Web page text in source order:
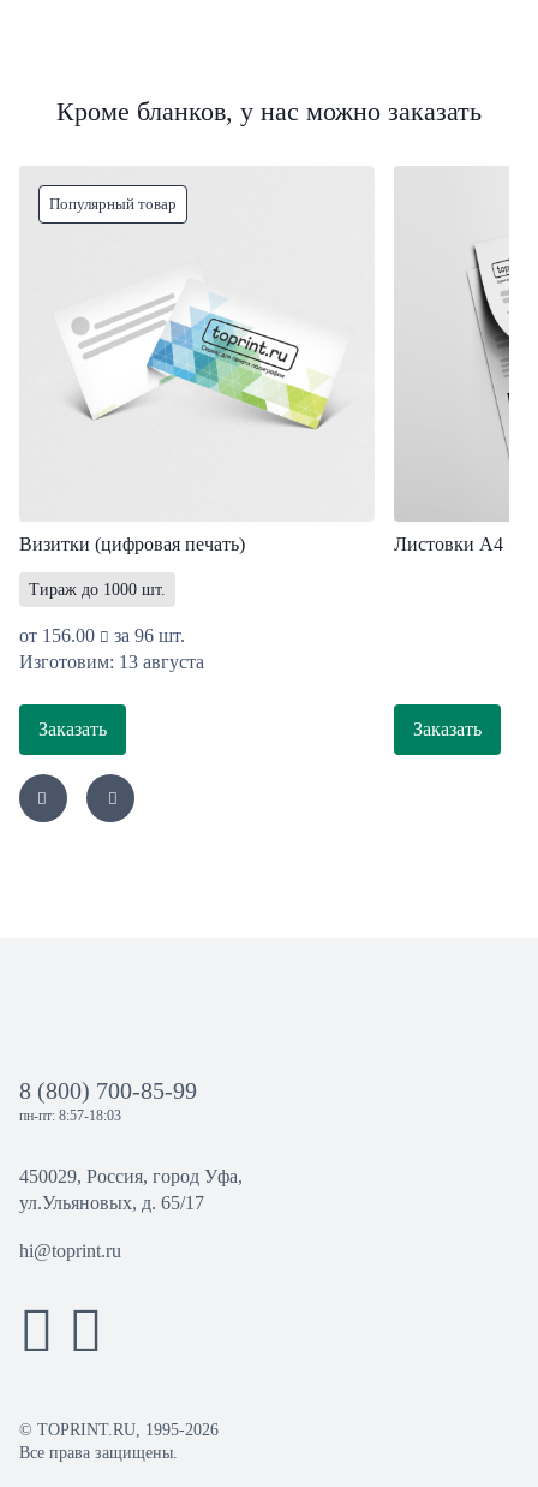
Кроме бланков, у нас можно заказать
Популярный товар
Визитки (цифровая печать)
Тираж до 1000 шт.
от 156.00
за 96 шт.
Изготовим: 13 августа
Заказать
Листовки A4
Заказать
8 (800) 700-85-99
пн-пт: 8:57-18:03
450029, Россия, город Уфа,
ул.Ульяновых, д. 65/17
hi@toprint.ru
© TOPRINT.RU, 1995-2026
Все права защищены.